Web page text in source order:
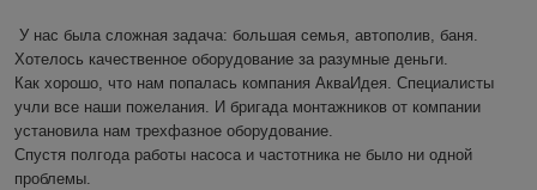
У нас была сложная задача: большая семья, автополив, баня.
Хотелось качественное оборудование за разумные деньги.
Как хорошо, что нам попалась компания АкваИдея. Специалисты
учли все наши пожелания. И бригада монтажников от компании
установила нам трехфазное оборудование.
Спустя полгода работы насоса и частотника не было ни одной
проблемы.